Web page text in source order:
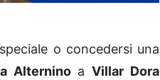
o concedersi una
AlterninoaVillar Dora